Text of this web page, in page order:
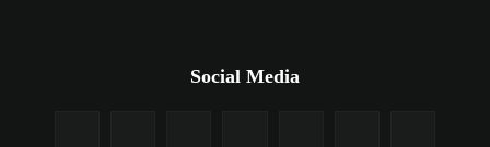
Social Media